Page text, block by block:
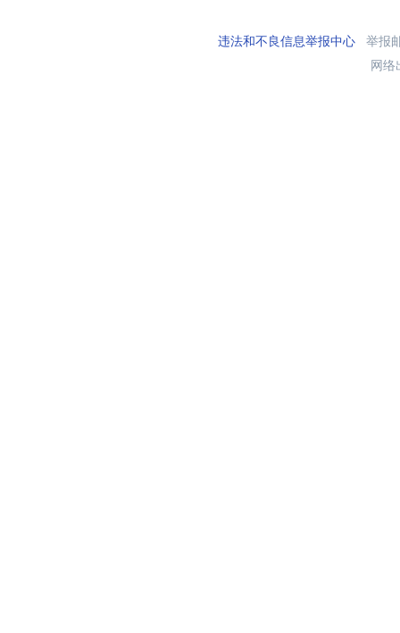
违法和不良信息举报中心举报
网